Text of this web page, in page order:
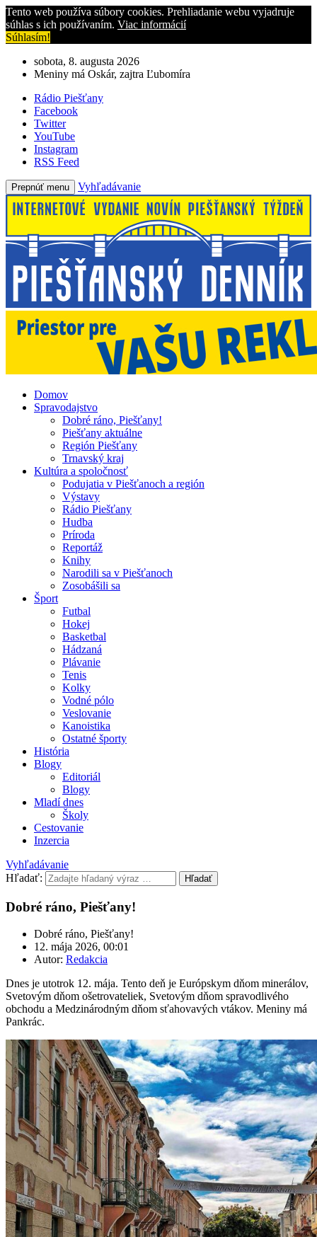
Tento web používa súbory cookies. Prehliadanie webu vyjadruje
súhlas s ich používaním. Viac informácií
Súhlasím!
sobota, 8. augusta 2026
Meniny má Oskár, zajtra Ľubomíra
Rádio Piešťany
Facebook
Twitter
YouTube
Instagram
RSS Feed
Prepnúť menu Vyhľadávanie
Domov
Spravodajstvo
Dobré ráno, Piešťany!
Piešťany aktuálne
Región Piešťany
Trnavský kraj
Kultúra a spoločnosť
Podujatia v Piešťanoch a región
Výstavy
Rádio Piešťany
Hudba
Príroda
Reportáž
Knihy
Narodili sa v Piešťanoch
Zosobášili sa
Šport
Futbal
Hokej
Basketbal
Hádzaná
Plávanie
Tenis
Kolky
Vodné pólo
Veslovanie
Kanoistika
Ostatné športy
História
Blogy
Editoriál
Blogy
Mladí dnes
Školy
Cestovanie
Inzercia
Vyhľadávanie
Hľadať:
Hľadať
Dobré ráno, Piešťany!
Dobré ráno, Piešťany!
12. mája 2026, 00:01
Autor: Redakcia
Dnes je utotrok 12. mája. Tento deň je Európskym dňom minerálov,
Svetovým dňom ošetrovateliek, Svetovým dňom spravodlivého
obchodu a Medzinárodným dňom sťahovavých vtákov. Meniny má
Pankrác.